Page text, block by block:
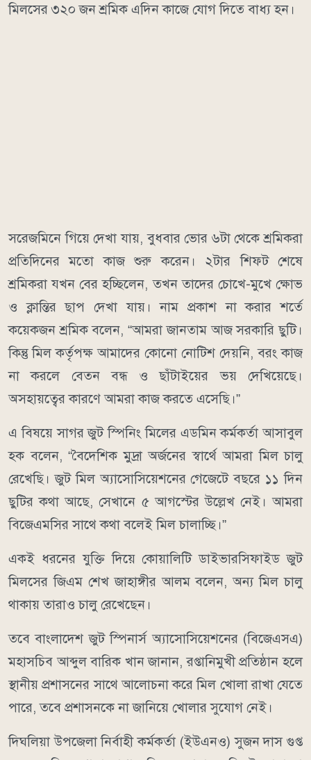
মিলসের ৩২০ জন শ্রমিক এদিন কাজে যোগ দিতে বাধ্য হন।
সরেজমিনে গিয়ে দেখা যায়, বুধবার ভোর ৬টা থেকে শ্রমিকরা
প্রতিদিনের মতো কাজ শুরু করেন। ২টার শিফট শেষে
শ্রমিকরা যখন বের হচ্ছিলেন, তখন তাদের চোখে-মুখে ক্ষোভ
ও ক্লান্তির ছাপ দেখা যায়। নাম প্রকাশ না করার শর্তে
কয়েকজন শ্রমিক বলেন, “আমরা জানতাম আজ সরকারি ছুটি।
কিন্তু মিল কর্তৃপক্ষ আমাদের কোনো নোটিশ দেয়নি, বরং কাজ
না করলে বেতন বন্ধ ও ছাঁটাইয়ের ভয় দেখিয়েছে।
অসহায়ত্বের কারণে আমরা কাজ করতে এসেছি।”
এ বিষয়ে সাগর জুট স্পিনিং মিলের এডমিন কর্মকর্তা আসাবুল
হক বলেন, “বৈদেশিক মুদ্রা অর্জনের স্বার্থে আমরা মিল চালু
রেখেছি। জুট মিল অ্যাসোসিয়েশনের গেজেটে বছরে ১১ দিন
ছুটির কথা আছে, সেখানে ৫ আগস্টের উল্লেখ নেই। আমরা
বিজেএমসির সাথে কথা বলেই মিল চালাচ্ছি।”
একই ধরনের যুক্তি দিয়ে কোয়ালিটি ডাইভারসিফাইড জুট
মিলসের জিএম শেখ জাহাঙ্গীর আলম বলেন, অন্য মিল চালু
থাকায় তারাও চালু রেখেছেন।
তবে বাংলাদেশ জুট স্পিনার্স অ্যাসোসিয়েশনের (বিজেএসএ)
মহাসচিব আব্দুল বারিক খান জানান, রপ্তানিমুখী প্রতিষ্ঠান হলে
স্থানীয় প্রশাসনের সাথে আলোচনা করে মিল খোলা রাখা যেতে
পারে, তবে প্রশাসনকে না জানিয়ে খোলার সুযোগ নেই।
দিঘলিয়া উপজেলা নির্বাহী কর্মকর্তা (ইউএনও) সুজন দাস গুপ্ত